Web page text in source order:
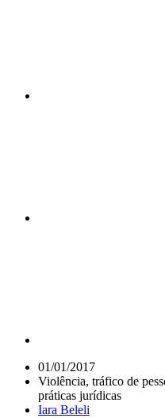
01/01/2017
Violência, tráfico de
práticas jurídicas
Iara Beleli